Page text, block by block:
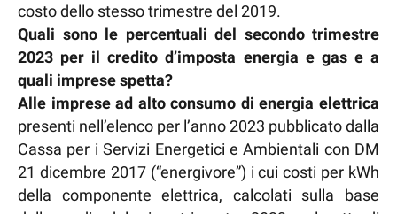
costo dello stesso trimestre del 2019.
Quali sono le percentuali del secondo trimestre
2023 per il credito d’imposta energia e gas e a
quali imprese spetta?
Alle imprese ad alto consumo di energia elettrica
presenti nell’elenco per l’anno 2023 pubblicato dalla
Cassa per i Servizi Energetici e Ambientali con DM
21 dicembre 2017 (“energivore”) i cui costi per kWh
della componente elettrica, calcolati sulla base